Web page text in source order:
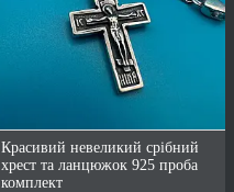
Красивий невеликий срібний
хрест та ланцюжок 925 проба
комплект